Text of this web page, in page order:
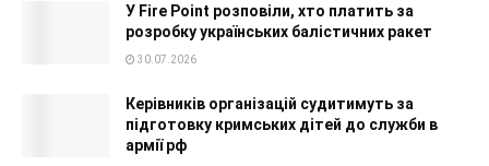
У Fire Point розповіли, хто платить за
розробку українських балістичних ракет
30.07.2026
Керівників організацій судитимуть за
підготовку кримських дітей до служби в
армії рф